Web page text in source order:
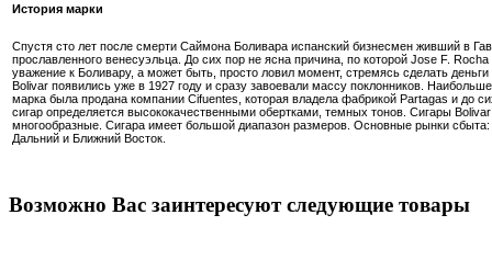
История марки
Спустя сто лет после смерти Саймона Боливара испанский бизнесмен живший в
прославленного венесуэльца. До сих пор не ясна причина, по которой Jose F.
уважение к Боливару, а может быть, просто ловил момент, стремясь сделать
Bolivar появились уже в 1927 году и сразу завоевали массу поклонников.
марка была продана компании Cifuentes, которая владела фабрикой Partagas и до
сигар определяется высококачественными обертками, темных тонов. Сигары
многообразные. Сигара имеет большой диапазон размеров. Основные рынки
Дальний и Ближний Восток.
Возможно Вас заинтересуют следующие товары